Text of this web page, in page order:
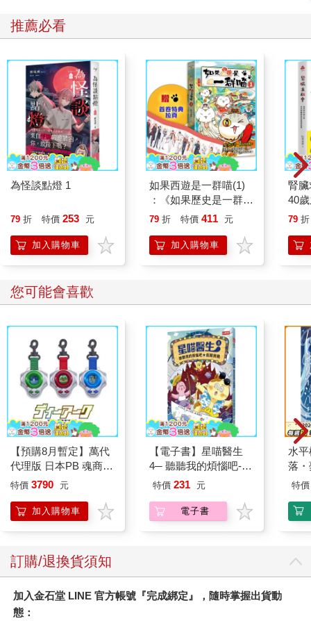
學生經歷嚴苛的入會儀式方能加入研究小組，第二組大學生經歷
溫和的入會儀式即可加入，第三組大學生不需要經歷任何入會儀
研究者讓三組人聽一段與研究相關的錄音，錄音裡的內容非常枯
燥，說話者結結巴巴、斷斷續續、語無倫次。然後每個人需要對
錄音的趣味性、價值進行打分，結果第二組和第三組大學生的評
價是枯燥乏味，而第一組大學生的評價是令人興奮、有吸引力。
為什麼第一組大學生對錄音的評價遠高於另外兩組呢？原因是他
們在加入研究小組時經歷了嚴苛的入會儀式，這種來之不易讓他
們對參與研究更加珍惜，更有興趣，對研究小組的認可和歸屬也
更強烈。
我們可以把這個實驗結論泛化為：人們在前期投入的時間、精
力、金錢等成本越多，後期就會越珍惜、越重視（心理學中沒有
一個專業詞彙來概括這個實驗結論，筆者為了行文方便，姑且稱
之為「阿米效應」）。
讓別人更加珍惜和重視的方法
其實在現實生活中，人們會有意識地運用「阿米效應」。比如，
企業在招聘員工時設置嚴格的條件和流程，社團在招募新成員時
加入者更加珍惜和重視。女生被男生追求時，初期不輕易答應，
也是這個道理。
推薦必看
為怪談點燈 1
79 折 特價 253 元
加入購物車
如果西遊是一群喵(1)
：《如果歷史是一群
喵》作者最新力作，附
79 折 特價 411 元
加入購物車
腎
40
就
79 折
您可能會喜歡
【預購8月暫定】萬代
代理版 日本PB 魂商店
限定 數碼寶貝 D-ARK
特價 3790 元
加入購物車
【電子書】星喵醫生
4─ 聽聽我的煩惱吧-假
期挑戰
特價 231 元
電子書
水
落
特價
訂購/退換貨須知
加入金石堂 LINE 官方帳號『完成綁定』，隨時掌握出貨動
態：